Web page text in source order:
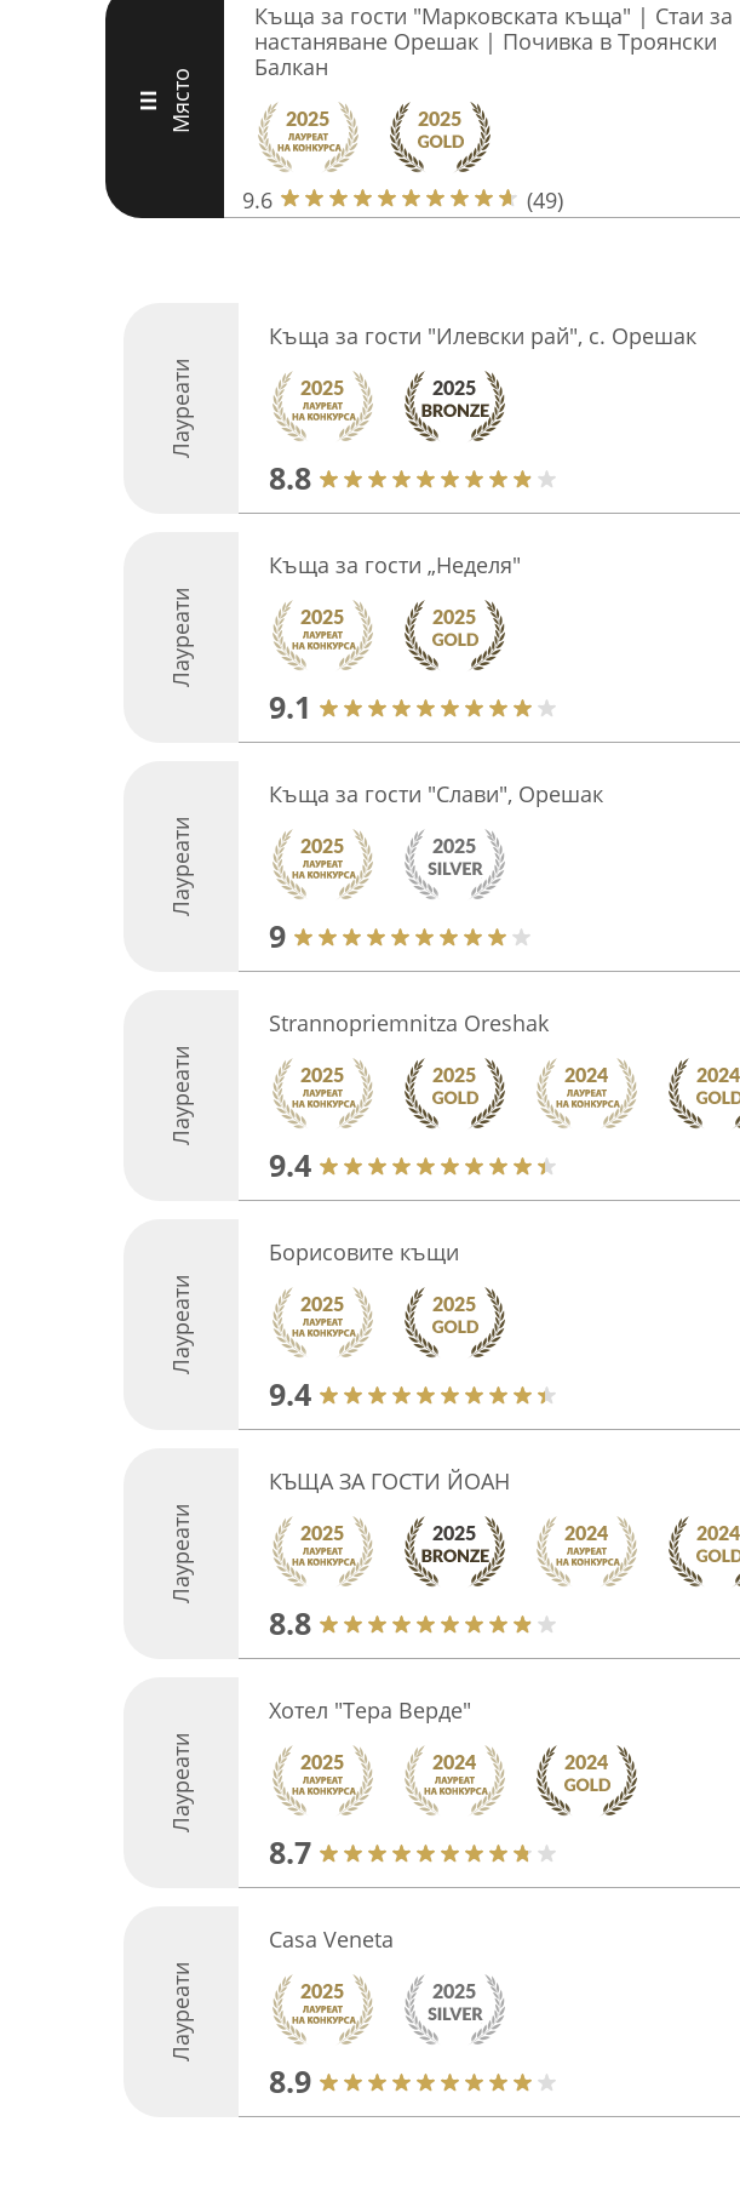
III Място
Къща за гости "Марковската къща" | Стаи за
настаняване Орешак | Почивка в Троянски
Балкан
9.6 (49)
Лауреати
Къща за гости "Илевски рай", с. Орешак
8.8
Лауреати
Къща за гости „Неделя"
9.1
Лауреати
Къща за гости "Слави", Орешак
9
Лауреати
Strannopriemnitza Oreshak
9.4
Лауреати
Борисовите къщи
9.4
Лауреати
КЪЩА ЗА ГОСТИ ЙОАН
8.8
Лауреати
Хотел "Тера Верде"
8.7
Лауреати
Casa Veneta
8.9